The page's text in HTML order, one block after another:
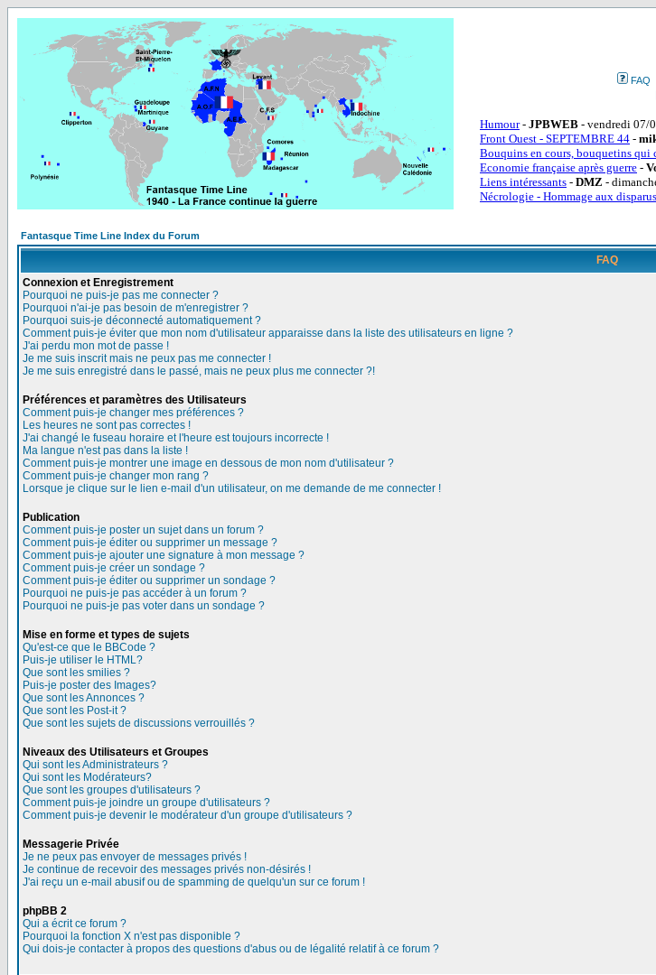
FAQ
Fantasque Time Line Index du Forum
FAQ
Connexion et Enregistrement
Pourquoi ne puis-je pas me connecter ?
Pourquoi n'ai-je pas besoin de m'enregistrer ?
Pourquoi suis-je déconnecté automatiquement ?
Comment puis-je éviter que mon nom d'utilisateur apparaisse dans la liste des utilisateurs en ligne ?
J'ai perdu mon mot de passe !
Je me suis inscrit mais ne peux pas me connecter !
Je me suis enregistré dans le passé, mais ne peux plus me connecter ?!
Préférences et paramètres des Utilisateurs
Comment puis-je changer mes préférences ?
Les heures ne sont pas correctes !
J'ai changé le fuseau horaire et l'heure est toujours incorrecte !
Ma langue n'est pas dans la liste !
Comment puis-je montrer une image en dessous de mon nom d'utilisateur ?
Comment puis-je changer mon rang ?
Lorsque je clique sur le lien e-mail d'un utilisateur, on me demande de me connecter !
Publication
Comment puis-je poster un sujet dans un forum ?
Comment puis-je éditer ou supprimer un message ?
Comment puis-je ajouter une signature à mon message ?
Comment puis-je créer un sondage ?
Comment puis-je éditer ou supprimer un sondage ?
Pourquoi ne puis-je pas accéder à un forum ?
Pourquoi ne puis-je pas voter dans un sondage ?
Mise en forme et types de sujets
Qu'est-ce que le BBCode ?
Puis-je utiliser le HTML?
Que sont les smilies ?
Puis-je poster des Images?
Que sont les Annonces ?
Que sont les Post-it ?
Que sont les sujets de discussions verrouillés ?
Niveaux des Utilisateurs et Groupes
Qui sont les Administrateurs ?
Qui sont les Modérateurs?
Que sont les groupes d'utilisateurs ?
Comment puis-je joindre un groupe d'utilisateurs ?
Comment puis-je devenir le modérateur d'un groupe d'utilisateurs ?
Messagerie Privée
Je ne peux pas envoyer de messages privés !
Je continue de recevoir des messages privés non-désirés !
J'ai reçu un e-mail abusif ou de spamming de quelqu'un sur ce forum !
phpBB 2
Qui a écrit ce forum ?
Pourquoi la fonction X n'est pas disponible ?
Qui dois-je contacter à propos des questions d'abus ou de légalité relatif à ce forum ?